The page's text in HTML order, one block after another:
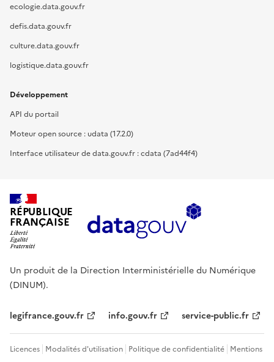
ecologie.data.gouv.fr
defis.data.gouv.fr
culture.data.gouv.fr
logistique.data.gouv.fr
Développement
API du portail
Moteur open source : udata (17.2.0)
Interface utilisateur de data.gouv.fr : cdata (7ad44f4)
RÉPUBLIQUE
FRANÇAISE
Un produit de la Direction Interministérielle du Numérique
(DINUM).
legifrance.gouv.fr info.gouv.fr service-public.fr
Licences Modalités d'utilisation Politique de confidentialité Mentions